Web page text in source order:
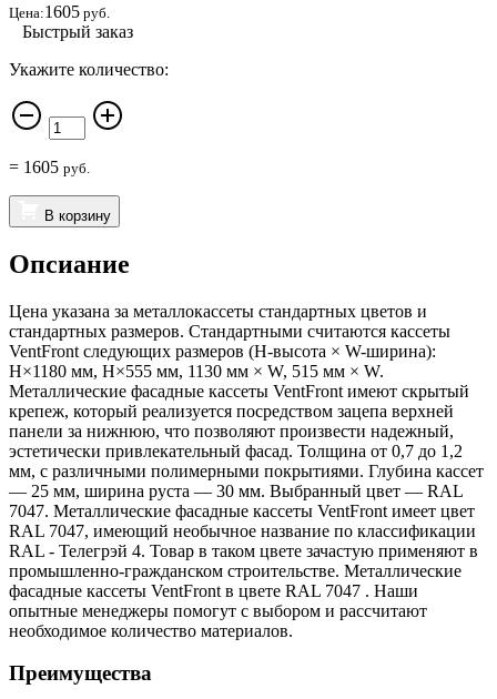
Цена:1605 руб.
Быстрый заказ
Укажите количество:
= 1605 руб.
В корзину
Опсиание
Цена указана за металлокассеты стандартных цветов и
стандартных размеров. Стандартными считаются кассеты
VentFront следующих размеров (H-высота × W-ширина):
H×1180 мм, H×555 мм, 1130 мм × W, 515 мм × W.
Металлические фасадные кассеты VentFront имеют скрытый
крепеж, который реализуется посредством зацепа верхней
панели за нижнюю, что позволяют произвести надежный,
эстетически привлекательный фасад. Толщина от 0,7 до 1,2
мм, с различными полимерными покрытиями. Глубина кассет
— 25 мм, ширина руста — 30 мм. Выбранный цвет — RAL
7047. Металлические фасадные кассеты VentFront имеет цвет
RAL 7047, имеющий необычное название по классификации
RAL - Телегрэй 4. Товар в таком цвете зачастую применяют в
промышленно-гражданском строительстве. Металлические
фасадные кассеты VentFront в цвете RAL 7047 . Наши
опытные менеджеры помогут с выбором и рассчитают
необходимое количество материалов.
Преимущества